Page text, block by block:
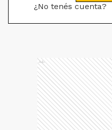
¿No tenés cuenta?
Ads